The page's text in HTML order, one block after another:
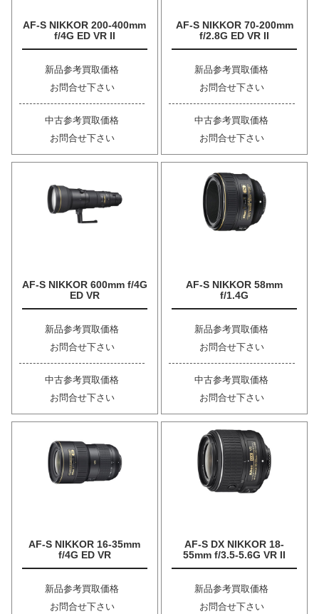
AF-S NIKKOR 200-400mm
f/4G ED VR II
新品参考買取価格
お問合せ下さい
中古参考買取価格
お問合せ下さい
AF-S NIKKOR 70-200mm
f/2.8G ED VR II
新品参考買取価格
お問合せ下さい
中古参考買取価格
お問合せ下さい
AF-S NIKKOR 600mm f/4G
ED VR
新品参考買取価格
お問合せ下さい
中古参考買取価格
お問合せ下さい
AF-S NIKKOR 58mm
f/1.4G
新品参考買取価格
お問合せ下さい
中古参考買取価格
お問合せ下さい
AF-S NIKKOR 16-35mm
f/4G ED VR
新品参考買取価格
お問合せ下さい
AF-S DX NIKKOR 18-
55mm f/3.5-5.6G VR II
新品参考買取価格
お問合せ下さい